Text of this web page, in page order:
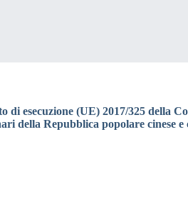
di esecuzione (UE) 2017/325 della
Repubblica popolare cinese